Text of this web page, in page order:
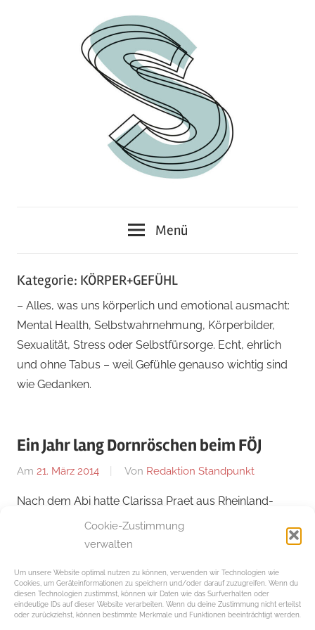
Cookie-Zustimmung
verwalten
Um unsere Website optimal nutzen zu können, verwenden wir Technologien wie
Cookies, um Geräteinformationen zu speichern und/oder darauf zuzugreifen. Wenn du
diesen Technologien zustimmst, können wir Daten wie das Surfverhalten oder
eindeutige IDs auf dieser Website verarbeiten. Wenn du deine Zustimmung nicht erteilst
oder zurückziehst, können bestimmte Merkmale und Funktionen beeinträchtigt werden.
Menü
Kategorie: KÖRPER+GEFÜHL
– Alles, was uns körperlich und emotional ausmacht:
Mental Health, Selbstwahrnehmung, Körperbilder,
Sexualität, Stress oder Selbstfürsorge. Echt, ehrlich
und ohne Tabus – weil Gefühle genauso wichtig sind
wie Gedanken.
Ein Jahr lang Dornröschen beim FÖJ
Am 21. März 2014 Von Redaktion Standpunkt
Nach dem Abi hatte Clarissa Praet aus Rheinland-
Pfalz wie viele Abiturienten mit ihr noch nicht gewusst,
was sie genau machen wollte, oder in welche
schreibt sie über ihren Weg nach dem …
Weiterlesen